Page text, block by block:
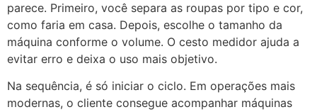
parece. Primeiro, você separa as roupas por tipo e cor,
como faria em casa. Depois, escolhe o tamanho da
máquina conforme o volume. O cesto medidor ajuda a
evitar erro e deixa o uso mais objetivo.
Na sequência, é só iniciar o ciclo. Em operações mais
modernas, o cliente consegue acompanhar máquinas